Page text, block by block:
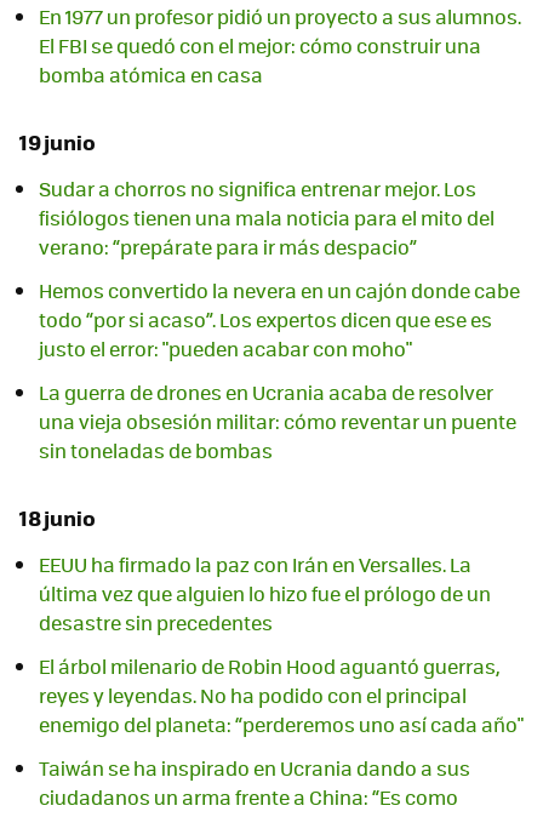
En 1977 un profesor pidió un proyecto a sus alumnos.
El FBI se quedó con el mejor: cómo construir una
bomba atómica en casa
19 junio
Sudar a chorros no significa entrenar mejor. Los
fisiólogos tienen una mala noticia para el mito del
verano: “prepárate para ir más despacio”
Hemos convertido la nevera en un cajón donde cabe
todo “por si acaso”. Los expertos dicen que ese es
justo el error: "pueden acabar con moho"
La guerra de drones en Ucrania acaba de resolver
una vieja obsesión militar: cómo reventar un puente
sin toneladas de bombas
18 junio
EEUU ha firmado la paz con Irán en Versalles. La
última vez que alguien lo hizo fue el prólogo de un
desastre sin precedentes
El árbol milenario de Robin Hood aguantó guerras,
reyes y leyendas. No ha podido con el principal
enemigo del planeta: “perderemos uno así cada año"
Taiwán se ha inspirado en Ucrania dando a sus
ciudadanos un arma frente a China: “Es como